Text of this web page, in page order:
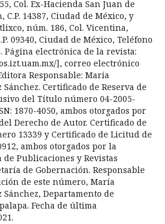
Col. Ex-Hacienda San Juan de
14387, Ciudad de México, y
núm. 186, Col. Vicentina,
09340, Ciudad de México, Teléfono
Página electrónica de la revista:
], correo electrónico
Responsable: María
Certificado de Reserva de
del Título número 04-2005-
1870-4050, ambos otorgados por
Derecho de Autor. Certificado de
13339 y Certificado de Licitud de
ambos otorgados por la
Publicaciones y Revistas
de Gobernación. Responsable
de este número, María
Departamento de
Fecha de última